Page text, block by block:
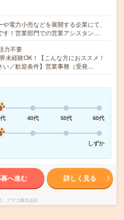
電力小売などを展開する企業にて、
す！営業部門での営業アシスタン…
力不要
未経験OK！【こんな方におススメ！
い／歓迎条件】営業事務（受発…
40代 50代
60代
しずか
へ進む 詳しく見る
アデコ株式会社